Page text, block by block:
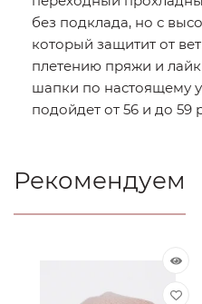
без подклада, но с
который защитит от
плетению пряжи и
шапки по настоящему
подойдет от 56 и до 59
Рекомендуем